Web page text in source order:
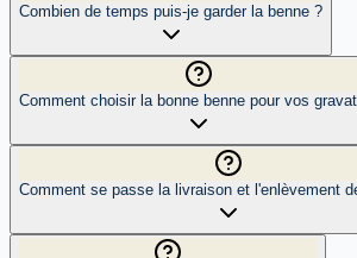
Combien de temps puis-je garder la benne ?
Comment choisir la bonne benne pour vos
Comment se passe la livraison et l'enlèvement